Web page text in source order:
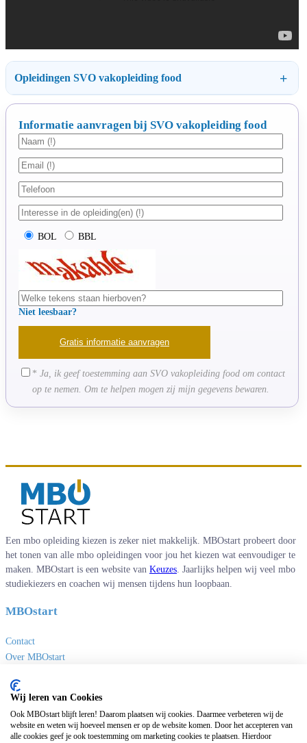
Opleidingen SVO vakopleiding food
Informatie aanvragen bij SVO vakopleiding food
BOL BBL
Niet leesbaar?
* Ja, ik geef toestemming aan SVO vakopleiding food om contact
op te nemen. Om te helpen mogen zij mijn gegevens bewaren.
Een mbo opleiding kiezen is zeker niet makkelijk. MBOstart probeert door
het tonen van alle mbo opleidingen voor jou het kiezen wat eenvoudiger te
maken. MBOstart is een website van Keuzes . Jaarlijks helpen wij veel mbo
studiekiezers en coachen wij mensen tijdens hun loopbaan.
MBOstart
Contact
Over MBOstart
Disclaimer en privacy
MBO links
Sites van Keuzes
Wij leren van Cookies
Ook MBOstart blijft leren! Daarom plaatsen wij cookies. Daarmee verbeteren wij de
website en weten wij hoeveel mensen er op de website komen. Door het accepteren van
alle cookies geef je ook toestemming om marketing cookies te plaatsen. Hierdoor